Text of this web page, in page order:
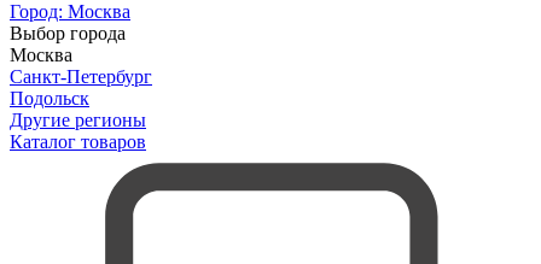
Город: Москва
Выбор города
Москва
Санкт-Петербург
Подольск
Другие регионы
Каталог товаров